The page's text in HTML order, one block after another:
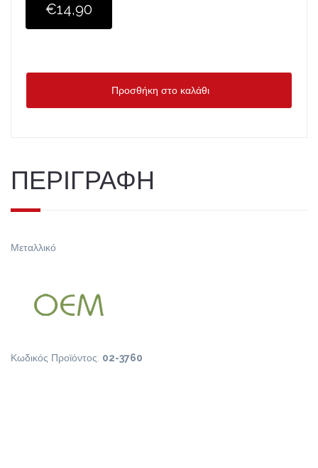
€14,90
Προσθήκη στο καλάθι
ΠΕΡΙΓΡΑΦΗ
Μεταλλικό
Κωδικός Προϊόντος: 02-3760